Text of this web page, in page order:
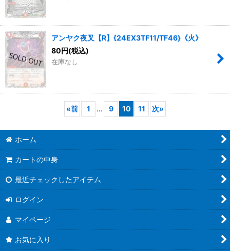
アンヤク夜叉【R】{24EX3TF11/TF46}《火》
80円(税込)
在庫なし
«前 1 ... 9 10 11 次»
ホーム
カートの中身
最近チェックしたアイテム
ログイン
マイページ
お気に入り